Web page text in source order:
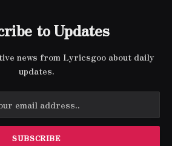
to Updates
news from Lyricsgoo about daily
updates.